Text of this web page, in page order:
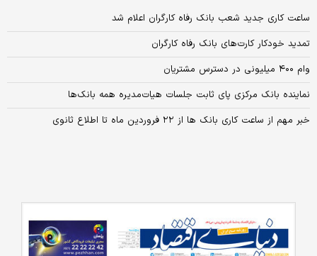
ساعت کاری جدید شعب بانک رفاه کارگران اعلام شد
تمدید خودکار کارت‌های بانک رفاه کارگران
وام ۴۰۰ ‌میلیونی در دسترس مشتریان
نماینده بانک مرکزی پای ثابت جلسات هیات‌مدیره همه بانک‌ها
خبر مهم از ساعت کاری بانک ها از ۲۲ فروردین ماه تا اطلاع ثانوی